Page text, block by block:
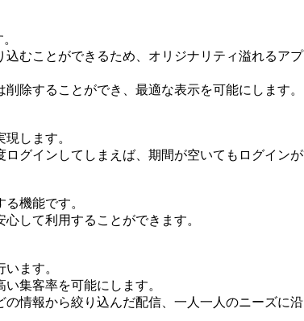
むことができるため、オリジナリティ溢れるア
除することができ、最適な表示を可能にします。
します。
グインしてしまえば、期間が空いてもログインが
機能です。
して利用することができます。
ます。
集客率を可能にします。
情報から絞り込んだ配信、一人一人のニーズに